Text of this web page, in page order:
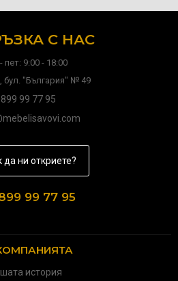
С НАС
пет: 9:00 - 18:00
бул. "България" № 49
99 77 95
да ни откриете?
99 77 95
история